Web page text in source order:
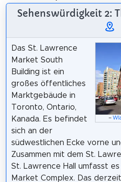
Sehenswürdigkeit 2:
–
Das St. Lawrence
Market South
Building ist ein
großes öffentliches
Marktgebäude in
Toronto, Ontario,
Kanada. Es befindet
sich an der
südwestlichen Ecke vorne
Zusammen mit dem St.
St. Lawrence Hall umfasst
Market Complex. Das